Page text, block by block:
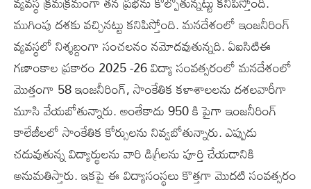
ముగింపు దశకు వచ్చినట్టు కనిపిస్తోంది. మనదేశంలో ఇంజనీరింగ్
వ్యవస్థలో నిశ్శబ్దంగా సంచలనం నమోదవుతున్నది. ఏఐసిటిఈ
గణాంకాల ప్రకారం 2025 -26 విద్యా సంవత్సరంలో మనదేశంలో
మొత్తంగా 58 ఇంజనీరింగ్, సాంకేతిక కళాశాలలను దశలవారీగా
మూసి వేయబోతున్నారు. అంతేకాదు 950 కి పైగా ఇంజనీరింగ్
కాలేజీలలో సాంకేతిక కోర్సులను నివ్వబోతున్నారు. ఎప్పుడు
చదువుతున్న విద్యార్థులను వారి డిగ్రీలను పూర్తి చేయడానికి
అనుమతిస్తారు. ఇకపై ఈ విద్యాసంస్థలు కొత్తగా మొదటి సంవత్సరం